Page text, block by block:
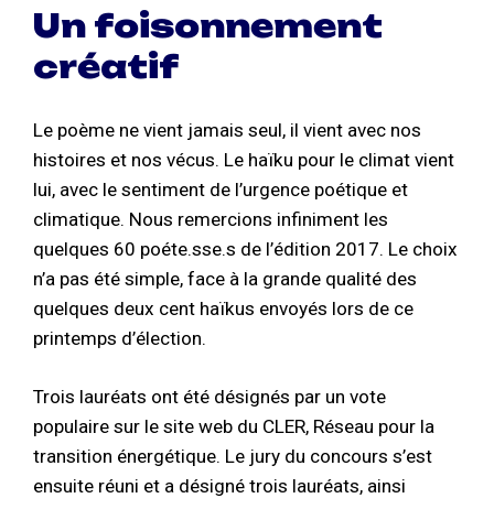
Un foisonnement
créatif
Le poème ne vient jamais seul, il vient avec nos
histoires et nos vécus. Le haïku pour le climat vient
lui, avec le sentiment de l’urgence poétique et
climatique. Nous remercions infiniment les
quelques 60 poéte.sse.s de l’édition 2017. Le choix
n’a pas été simple, face à la grande qualité des
quelques deux cent haïkus envoyés lors de ce
printemps d’élection.
Trois lauréats ont été désignés par un vote
populaire sur le site web du CLER, Réseau pour la
transition énergétique. Le jury du concours s’est
ensuite réuni et a désigné trois lauréats, ainsi